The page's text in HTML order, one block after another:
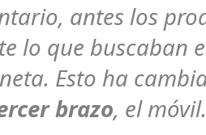
antes los
lo que buscaban
Esto ha
brazo, el móvil.